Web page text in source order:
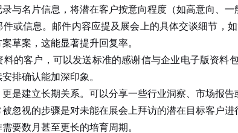
名片信息，将潜在客户按意向程度（如高意向、一
或信息。邮件内容应提及展会上的具体交谈细节，
草案，这能显著提升回复率。
客户，可以发送标准的感谢信与企业电子版资料
排确认能加深印象。
建立长期关系。可以分享一些行业洞察、市场报告
忽视的步骤是对未能在展会上拜访的潜在目标客户
要数月甚至更长的培育周期。